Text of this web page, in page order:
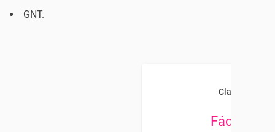
GNT.
Claro TV
Fácil HD